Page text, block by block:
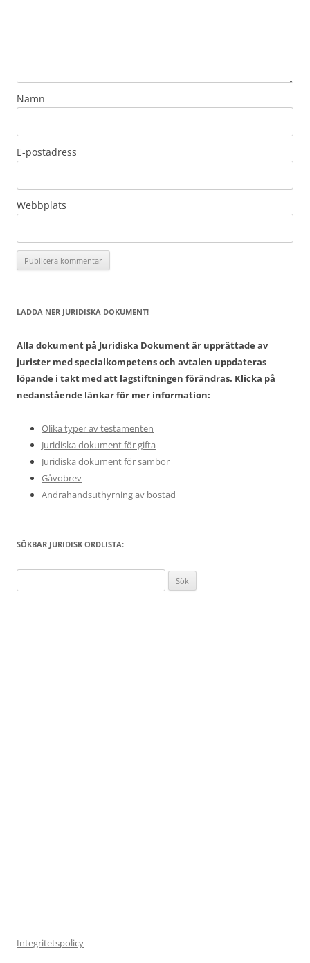
Namn
E-postadress
Webbplats
LADDA NER JURIDISKA DOKUMENT!
Alla dokument på Juridiska Dokument är upprättade av
jurister med specialkompetens och avtalen uppdateras
löpande i takt med att lagstiftningen förändras. Klicka på
nedanstående länkar för mer information:
Olika typer av testamenten
Juridiska dokument för gifta
Juridiska dokument för sambor
Gåvobrev
Andrahandsuthyrning av bostad
SÖKBAR JURIDISK ORDLISTA:
efter:
Integritetspolicy